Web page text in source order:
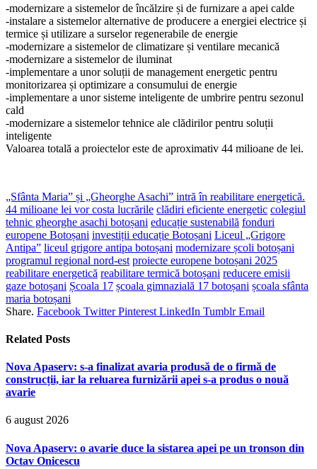
-modernizare a sistemelor de încălzire și de furnizare a apei calde
-instalare a sistemelor alternative de producere a energiei electrice și
termice și utilizare a surselor regenerabile de energie
-modernizare a sistemelor de climatizare și ventilare mecanică
-modernizare a sistemelor de iluminat
-implementare a unor soluții de management energetic pentru
monitorizarea și optimizare a consumului de energie
-implementare a unor sisteme inteligente de umbrire pentru sezonul
cald
-modernizare a sistemelor tehnice ale clădirilor pentru soluții
inteligente
Valoarea totală a proiectelor este de aproximativ 44 milioane de lei.
„Sfânta Maria” și „Gheorghe Asachi” intră în reabilitare energetică.
44 milioane lei vor costa lucrările clădiri eficiente energetic colegiul
tehnic gheorghe asachi botoșani educație sustenabilă fonduri
europene Botoșani investiții educație Botoșani Liceul „Grigore
Antipa” liceul grigore antipa botoșani modernizare școli botoșani
programul regional nord-est proiecte europene botoșani 2025
reabilitare energetică reabilitare termică botoșani reducere emisii
gaze botoșani Școala 17 școala gimnazială 17 botoșani școala sfânta
maria botoșani
Share. Facebook Twitter Pinterest LinkedIn Tumblr Email
Related Posts
Nova Apaserv: s-a finalizat avaria produsă de o firmă de
construcții, iar la reluarea furnizării apei s-a produs o nouă
avarie
6 august 2026
Nova Apaserv: o avarie duce la sistarea apei pe un tronson din
Octav Onicescu